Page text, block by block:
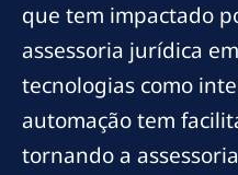
que tem impactado
assessoria jurídica
tecnologias como
automação tem
tornando a